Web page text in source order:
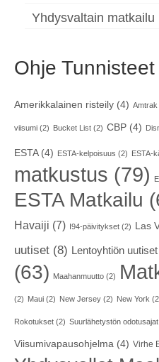
Yhdysvaltain matkailu
Ohje Tunnisteet
Amerikkalainen risteily (4) Amtrak
viisumi (2) Bucket List (2) CBP (4)
ESTA(4) ESTA-kelpoisuus (2) ESTA-
matkustus (79)
ESTA Matkailu
Havaiji (7) I94-päivitykset (2) Las
uutiset (8) Lentoyhtiön uutiset
(63) Maahanmuutto (2)
(2) Maui (2) New Jersey (2) New York
Rokotukset (2) Suurlähetystön odotusajat
Viisumivapausohjelma (4) Virhe